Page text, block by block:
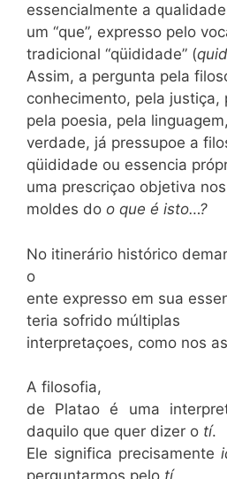
essencialmente a
um “que”, expresso pelo
tradicional “qüididade” (
Assim, a pergunta pela
conhecimento, pela justiça,
pela poesia, pela
verdade, já pressupoe a
qüididade ou essencia
uma prescriçao objetiva nos
moldes do o que é isto…?
No itinerário histórico
o
ente expresso em sua
teria sofrido múltiplas
interpretaçoes, como nos
A filosofia,
de Platao é uma
daquilo que quer dizer o tí.
Ele significa precisamente
perguntarmos pelo tí,